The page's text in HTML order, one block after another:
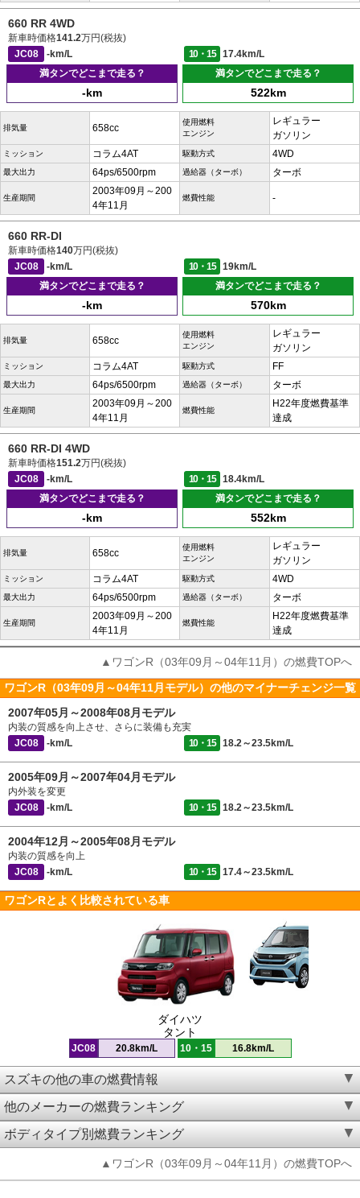
660 RR 4WD
新車時価格141.2万円(税抜)
JC08
-km/L 10・15
17.4km/L
満タンでどこまで走る？
-km
満タンでどこまで走る？
522km
排気量 658cc
使用燃料
エンジン
レギュラー
ガソリン
ミッション コラム4AT 駆動方式 4WD
最大出力 64ps/6500rpm 過給器（ターボ） ターボ
生産期間
2003年09月～200
4年11月
燃費性能 -
660 RR-DI
新車時価格140万円(税抜)
JC08
-km/L 10・15
19km/L
満タンでどこまで走る？
-km
満タンでどこまで走る？
570km
排気量 658cc
使用燃料
エンジン
レギュラー
ガソリン
ミッション コラム4AT 駆動方式 FF
最大出力 64ps/6500rpm 過給器（ターボ） ターボ
生産期間
2003年09月～200
4年11月
燃費性能
H22年度燃費基準
達成
660 RR-DI 4WD
新車時価格151.2万円(税抜)
JC08
-km/L 10・15
18.4km/L
満タンでどこまで走る？
-km
満タンでどこまで走る？
552km
排気量 658cc
使用燃料
エンジン
レギュラー
ガソリン
ミッション コラム4AT 駆動方式 4WD
最大出力 64ps/6500rpm 過給器（ターボ） ターボ
生産期間
2003年09月～200
4年11月
燃費性能
H22年度燃費基準
達成
▲ワゴンR（03年09月～04年11月）の燃費TOPへ
ワゴンR（03年09月～04年11月モデル）の他のマイナーチェンジ一覧
2007年05月～2008年08月モデル
内装の質感を向上させ、さらに装備も充実
JC08
-km/L 10・15 18.2～23.5km/L
2005年09月～2007年04月モデル
内外装を変更
JC08
-km/L 10・15 18.2～23.5km/L
2004年12月～2005年08月モデル
内装の質感を向上
JC08
-km/L 10・15 17.4～23.5km/L
ワゴンRとよく比較されている車
ダイハツ
タント
JC08 20.8km/L 10・15 16.8km/L
スズキの他の車の燃費情報
他のメーカーの燃費ランキング
ボディタイプ別燃費ランキング
▲ワゴンR（03年09月～04年11月）の燃費TOPへ